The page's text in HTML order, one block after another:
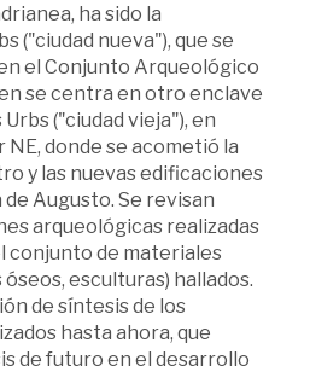
ha sido la
("ciudad nueva"), que se
el Conjunto Arqueológico
se centra en otro enclave
("ciudad vieja"), en
donde se acometió la
y las nuevas edificaciones
Augusto. Se revisan
arqueológicas realizadas
conjunto de materiales
esculturas) hallados.
de síntesis de los
hasta ahora, que
de futuro en el desarrollo